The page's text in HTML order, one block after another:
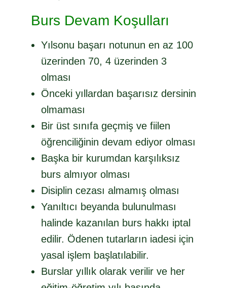
Burs Devam Koşulları
Yılsonu başarı notunun en az 100
üzerinden 70, 4 üzerinden 3
olması
Önceki yıllardan başarısız dersinin
olmaması
Bir üst sınıfa geçmiş ve fiilen
öğrenciliğinin devam ediyor olması
Başka bir kurumdan karşılıksız
burs almıyor olması
Disiplin cezası almamış olması
Yanıltıcı beyanda bulunulması
halinde kazanılan burs hakkı iptal
edilir. Ödenen tutarların iadesi için
yasal işlem başlatılabilir.
Burslar yıllık olarak verilir ve her